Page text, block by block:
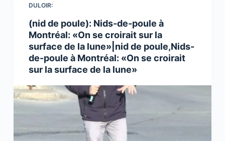
DULOIR:
(nid de poule): Nids-de-poule à
Montréal: «On se croirait sur la
surface de la lune»|nid de poule,Nids-
de-poule à Montréal: «On se croirait
sur la surface de la lune»